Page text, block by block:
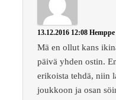
13.12.2016 12:08 Hemppe
Mä en ollut kans
päivä yhden ostin.
erikoista tehdä, niin
joukkoon ja osan